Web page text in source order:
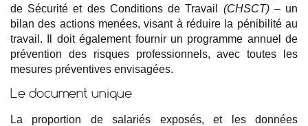
de Sécurité et des Conditions de Travail (CHSCT)– un
bilan des actions menées, visant à réduire la pénibilité au
travail. Il doit également fournir un programme annuel de
prévention des risques professionnels, avec toutes les
mesures préventives envisagées.
Le document unique
La proportion de salariés exposés, et les données